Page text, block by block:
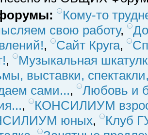
Кому-то
свою работу,
, Сайт Круга,
,
Музыкальная
выставки,
сами...,
Любовь и
,
КОНСИЛИУМ
юных,
Клуб